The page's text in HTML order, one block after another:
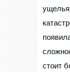
стоит